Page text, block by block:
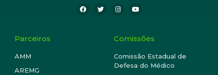
Parceiros
AMM
AREMG
Comissões
Comissão Estadual de
Defesa do Médico